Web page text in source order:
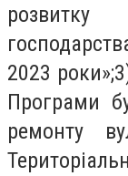
розвитку
2023
Програми
ремонту